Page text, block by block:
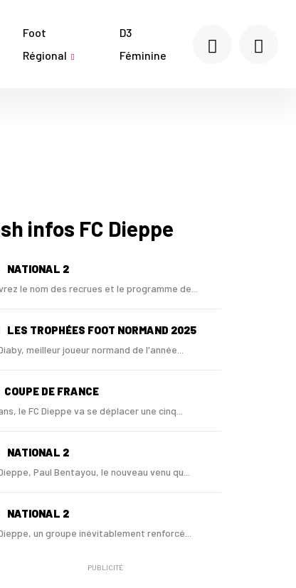
Foot
Régional
D3
Féminine
infos FC Dieppe
NATIONAL 2
le nom des recrues et le programme de...
LES TROPHÉES FOOT NORMAND 2025
meilleur joueur normand de l'année...
COUPE DE FRANCE
le FC Dieppe va se déplacer une cinq...
NATIONAL 2
Paul Bentayou, le nouveau venu qu...
NATIONAL 2
un groupe inévitablement renforcé...
PUBLICITÉ